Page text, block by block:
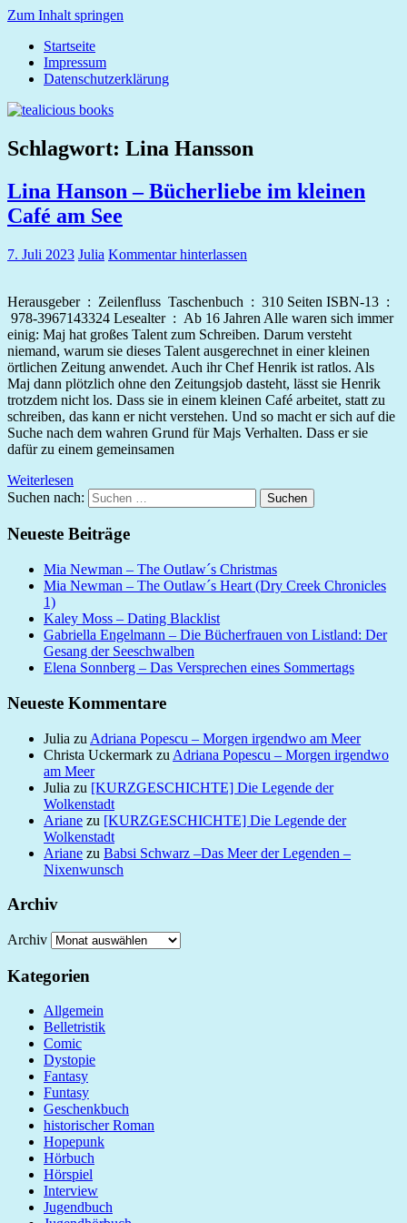
Zum Inhalt springen
tealicious
books
Startseite
Impressum
Datenschutzerklärung
Schlagwort: Lina Hansson
Lina Hanson – Bücherliebe im kleinen
Café am See
7. Juli 2023 Julia Kommentar hinterlassen
Herausgeber ‏ : ‎ Zeilenfluss Taschenbuch ‏ : ‎ 310 Seiten ISBN-13 ‏ :
‎ 978-3967143324 Lesealter ‏ : ‎ Ab 16 Jahren Alle waren sich immer
einig: Maj hat großes Talent zum Schreiben. Darum versteht
niemand, warum sie dieses Talent ausgerechnet in einer kleinen
örtlichen Zeitung anwendet. Auch ihr Chef Henrik ist ratlos. Als
Maj dann plötzlich ohne den Zeitungsjob dasteht, lässt sie Henrik
trotzdem nicht los. Dass sie in einem kleinen Café arbeitet, statt zu
schreiben, das kann er nicht verstehen. Und so macht er sich auf die
Suche nach dem wahren Grund für Majs Verhalten. Dass er sie
dafür zu einem gemeinsamen
Weiterlesen
Suchen nach:
Suchen
Neueste Beiträge
Mia Newman – The Outlaw´s Christmas
Mia Newman – The Outlaw´s Heart (Dry Creek Chronicles
1)
Kaley Moss – Dating Blacklist
Gabriella Engelmann – Die Bücherfrauen von Listland: Der
Gesang der Seeschwalben
Elena Sonnberg – Das Versprechen eines Sommertags
Neueste Kommentare
Julia zu Adriana Popescu – Morgen irgendwo am Meer
Christa Uckermark zu Adriana Popescu – Morgen irgendwo
am Meer
Julia zu [KURZGESCHICHTE] Die Legende der
Wolkenstadt
Ariane zu [KURZGESCHICHTE] Die Legende der
Wolkenstadt
Ariane zu Babsi Schwarz –Das Meer der Legenden –
Nixenwunsch
Archiv
Archiv
Kategorien
Allgemein
Belletristik
Comic
Dystopie
Fantasy
Funtasy
Geschenkbuch
historischer Roman
Hopepunk
Hörbuch
Hörspiel
Interview
Jugendbuch